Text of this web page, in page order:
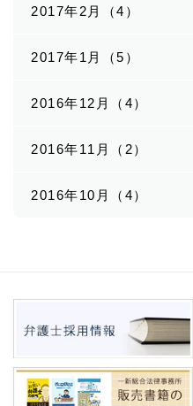
2017年2月（4）
2017年1月（5）
2016年12月（4）
2016年11月（2）
2016年10月（4）